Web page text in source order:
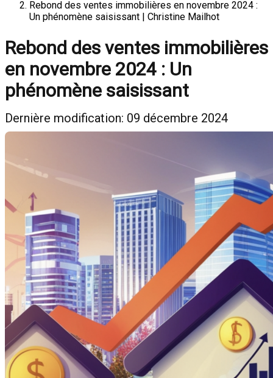
Rebond des ventes immobilières en novembre 2024 :
Un phénomène saisissant | Christine Mailhot
Rebond des ventes immobilières
en novembre 2024 : Un
phénomène saisissant
Dernière modification: 09 décembre 2024